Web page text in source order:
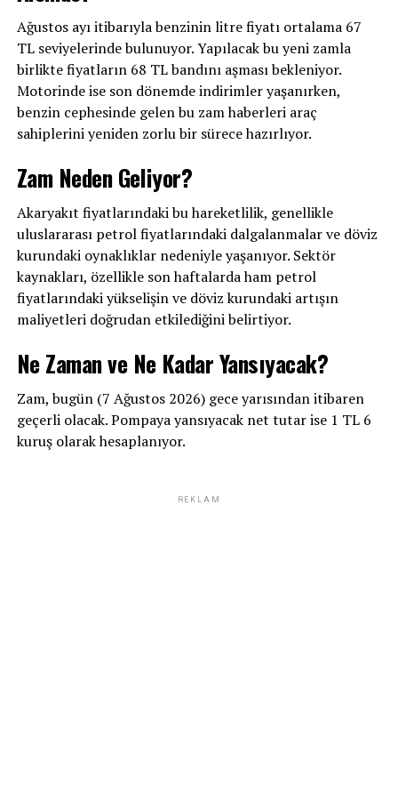
Ağustos ayı itibarıyla benzinin litre fiyatı ortalama 67
TL seviyelerinde bulunuyor. Yapılacak bu yeni zamla
birlikte fiyatların 68 TL bandını aşması bekleniyor.
Motorinde ise son dönemde indirimler yaşanırken,
benzin cephesinde gelen bu zam haberleri araç
sahiplerini yeniden zorlu bir sürece hazırlıyor.
Zam Neden Geliyor?
Akaryakıt fiyatlarındaki bu hareketlilik, genellikle
uluslararası petrol fiyatlarındaki dalgalanmalar ve döviz
kurundaki oynaklıklar nedeniyle yaşanıyor. Sektör
kaynakları, özellikle son haftalarda ham petrol
fiyatlarındaki yükselişin ve döviz kurundaki artışın
maliyetleri doğrudan etkilediğini belirtiyor.
Ne Zaman ve Ne Kadar Yansıyacak?
Zam, bugün (7 Ağustos 2026) gece yarısından itibaren
geçerli olacak. Pompaya yansıyacak net tutar ise 1 TL 6
kuruş olarak hesaplanıyor.
REKLAM